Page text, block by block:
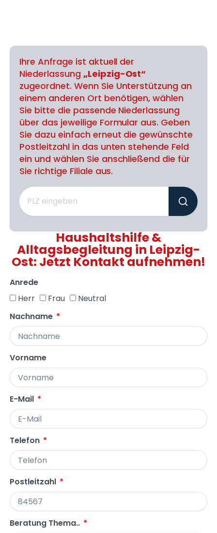
Ihre Anfrage ist aktuell der
Niederlassung „Leipzig-Ost“
zugeordnet. Wenn Sie Unterstützung an
einem anderen Ort benötigen, wählen
Sie bitte die passende Niederlassung
über das jeweilige Formular aus. Geben
Sie dazu einfach erneut die gewünschte
Postleitzahl in das unten stehende Feld
ein und wählen Sie anschließend die für
Sie richtige Filiale aus.
Haushaltshilfe &
Alltagsbegleitung in Leipzig-
Ost: Jetzt Kontakt aufnehmen!
Anrede
Herr
Frau
Neutral
Nachname
Vorname
E-Mail
Telefon
Postleitzahl
Beratung Thema..